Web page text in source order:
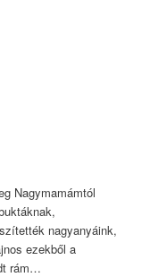
Nagymamámtól
nagyanyáink,
ezekből a
rám…